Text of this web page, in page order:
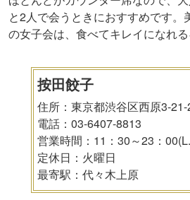
と2人で会うときにおすすめです。
の女子会は、食べてキレイになれ
按田餃子
住所：東京都渋谷区西原3-21-
電話：03-6407-8813
営業時間：11：30～23：
定休日：火曜日
最寄駅：代々木上原